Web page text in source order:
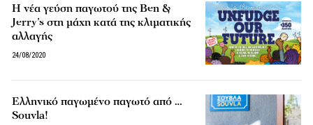
Η νέα γεύση παγωτού της Ben &
Jerry’s στη μάχη κατά της κλιματικής
αλλαγής
24/08/2020
Ελληνικό παγωμένο παγωτό από …
Souvla!